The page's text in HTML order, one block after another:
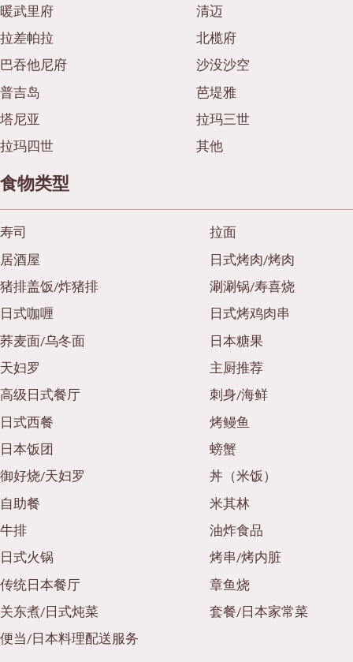
暖武里府
清迈
拉差帕拉
北榄府
巴吞他尼府
沙没沙空
普吉岛
芭堤雅
塔尼亚
拉玛三世
拉玛四世
其他
食物类型
寿司
拉面
居酒屋
日式烤肉/烤肉
猪排盖饭/炸猪排
涮涮锅/寿喜烧
日式咖喱
日式烤鸡肉串
荞麦面/乌冬面
日本糖果
天妇罗
主厨推荐
高级日式餐厅
刺身/海鲜
日式西餐
烤鳗鱼
日本饭团
螃蟹
御好烧/天妇罗
丼（米饭）
自助餐
米其林
牛排
油炸食品
日式火锅
烤串/烤内脏
传统日本餐厅
章鱼烧
关东煮/日式炖菜
套餐/日本家常菜
便当/日本料理配送服务